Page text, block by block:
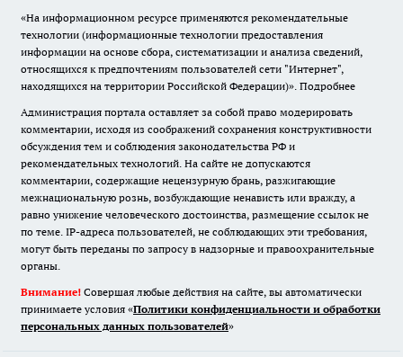
«На информационном ресурсе применяются рекомендательные
технологии (информационные технологии предоставления
информации на основе сбора, систематизации и анализа сведений,
относящихся к предпочтениям пользователей сети "Интернет",
находящихся на территории Российской Федерации)». Подробнее
Администрация портала оставляет за собой право модерировать
комментарии, исходя из соображений сохранения конструктивности
обсуждения тем и соблюдения законодательства РФ и
рекомендательных технологий. На сайте не допускаются
комментарии, содержащие нецензурную брань, разжигающие
межнациональную рознь, возбуждающие ненависть или вражду, а
равно унижение человеческого достоинства, размещение ссылок не
по теме. IP-адреса пользователей, не соблюдающих эти требования,
могут быть переданы по запросу в надзорные и правоохранительные
органы.
Внимание! Совершая любые действия на сайте, вы автоматически
принимаете условия «Политики конфиденциальности и обработки
персональных данных пользователей»